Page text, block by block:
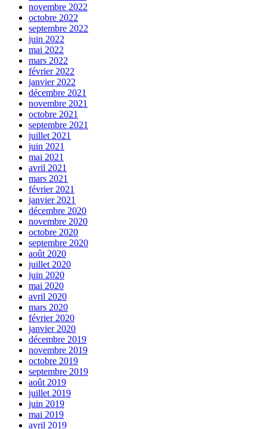
novembre 2022
octobre 2022
septembre 2022
juin 2022
mai 2022
mars 2022
février 2022
janvier 2022
décembre 2021
novembre 2021
octobre 2021
septembre 2021
juillet 2021
juin 2021
mai 2021
avril 2021
mars 2021
février 2021
janvier 2021
décembre 2020
novembre 2020
octobre 2020
septembre 2020
août 2020
juillet 2020
juin 2020
mai 2020
avril 2020
mars 2020
février 2020
janvier 2020
décembre 2019
novembre 2019
octobre 2019
septembre 2019
août 2019
juillet 2019
juin 2019
mai 2019
avril 2019